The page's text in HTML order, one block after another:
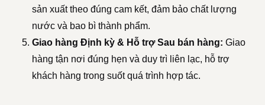
sản xuất theo đúng cam kết, đảm bảo chất lượng
nước và bao bì thành phẩm.
Giao hàng Định kỳ & Hỗ trợ Sau bán hàng: Giao
hàng tận nơi đúng hẹn và duy trì liên lạc, hỗ trợ
khách hàng trong suốt quá trình hợp tác.